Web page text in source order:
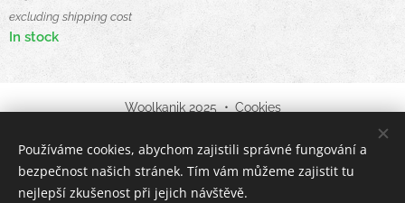
excluding shipping cost
In stock
Woolkanik 2025 Cookies
Languages
English
Čeština
Používáme cookies, abychom zajistili správné fungování a
bezpečnost našich stránek. Tím vám můžeme zajistit tu
nejlepší zkušenost při jejich návštěvě.